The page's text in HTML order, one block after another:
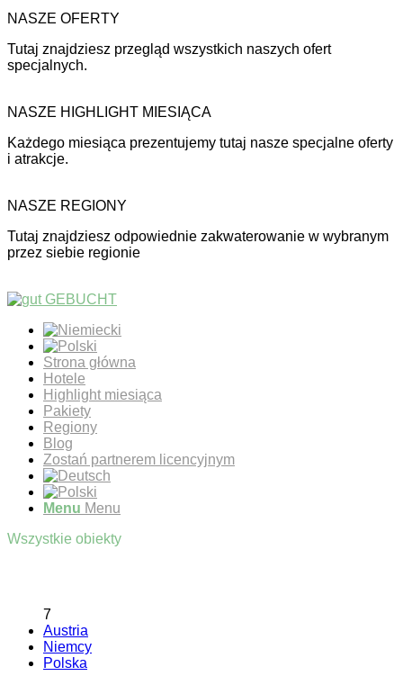
NASZE OFERTY
Tutaj znajdziesz przegląd wszystkich naszych ofert
specjalnych.
NASZE HIGHLIGHT MIESIĄCA
Każdego miesiąca prezentujemy tutaj nasze specjalne oferty
i atrakcje.
NASZE REGIONY
Tutaj znajdziesz odpowiednie zakwaterowanie w wybranym
przez siebie regionie
Strona główna
Hotele
Highlight miesiąca
Pakiety
Regiony
Blog
Zostań partnerem licencyjnym
Menu Menu
Wszystkie obiekty
7
Austria
Niemcy
Polska